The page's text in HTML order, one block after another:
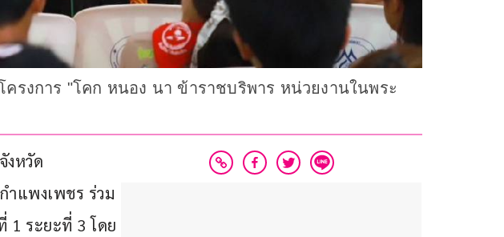
รงการ "โคก หนอง นา ข้าราชบริพาร หน่วยงานในพระ
งหวัด
ำแพงเพชร ร่วม
1 ระยะที่ 3 โดย